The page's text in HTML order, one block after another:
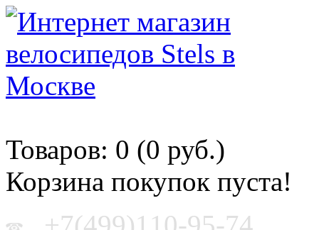
Товаров: 0 (0 руб.)
Корзина покупок пуста!